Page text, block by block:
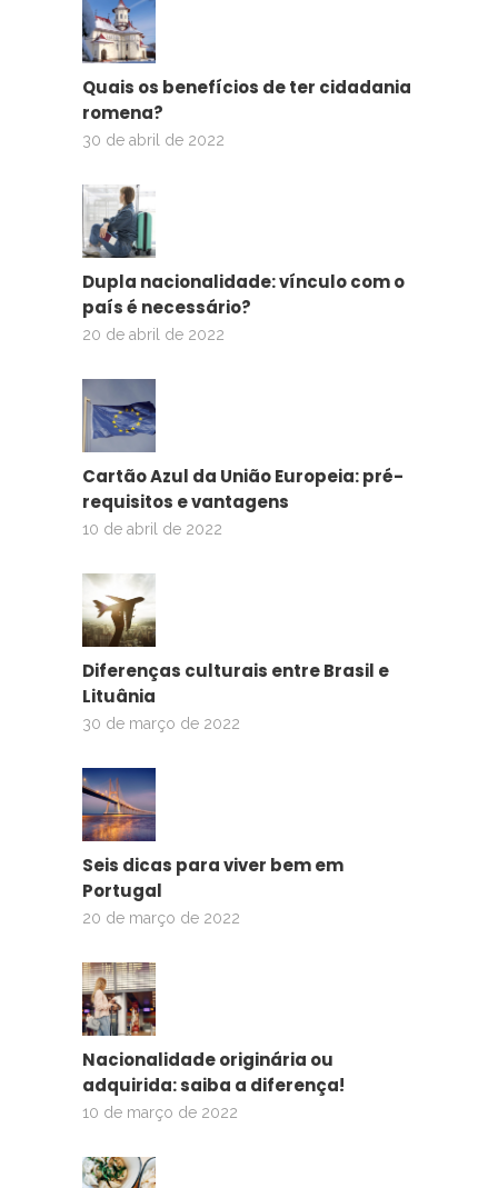
Quais os benefícios de ter cidadania
romena?
30 de abril de 2022
Dupla nacionalidade: vínculo com o
país é necessário?
20 de abril de 2022
Cartão Azul da União Europeia: pré-
requisitos e vantagens
10 de abril de 2022
Diferenças culturais entre Brasil e
Lituânia
30 de março de 2022
Seis dicas para viver bem em
Portugal
20 de março de 2022
Nacionalidade originária ou
adquirida: saiba a diferença!
10 de março de 2022